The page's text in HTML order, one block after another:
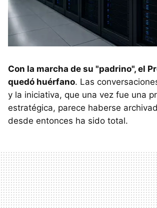
Con la marcha de su "padrino", el
quedó huérfano. Las
y la iniciativa, que una vez fue una
estratégica, parece haberse
desde entonces ha sido total.